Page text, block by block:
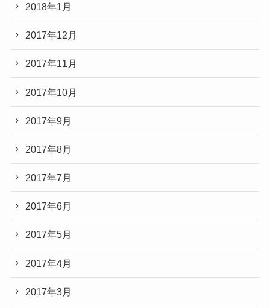
2018年1月
2017年12月
2017年11月
2017年10月
2017年9月
2017年8月
2017年7月
2017年6月
2017年5月
2017年4月
2017年3月